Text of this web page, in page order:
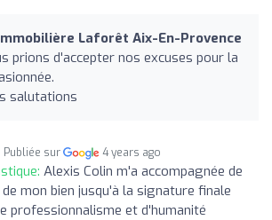
Laforêt Aix-En-Provence
prions d'accepter nos excuses pour la
salutations
Publiée sur 4 years ago
Alexis Colin m'a accompagnée de
mon bien jusqu'à la signature finale
professionnalisme et d'humanité